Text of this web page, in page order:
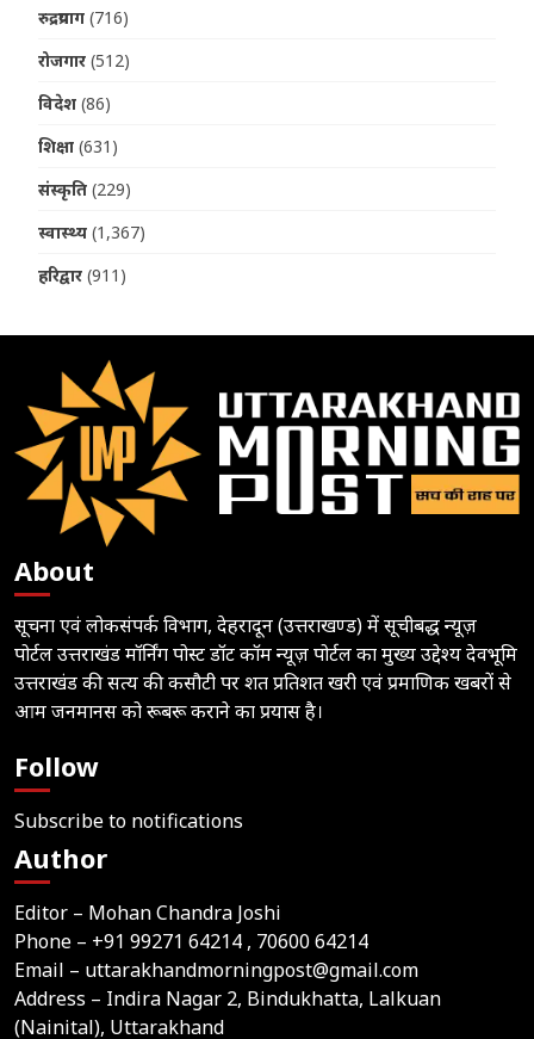
रुद्रप्रयाग (716)
रोजगार (512)
विदेश (86)
शिक्षा (631)
संस्कृति (229)
स्वास्थ्य (1,367)
हरिद्वार (911)
About
सूचना एवं लोकसंपर्क विभाग, देहरादून (उत्तराखण्ड) में सूचीबद्ध न्यूज़
पोर्टल उत्तराखंड मॉर्निंग पोस्ट डॉट कॉम न्यूज़ पोर्टल का मुख्य उद्देश्य देवभूमि
उत्तराखंड की सत्य की कसौटी पर शत प्रतिशत खरी एवं प्रमाणिक खबरों से
आम जनमानस को रूबरू कराने का प्रयास है।
Follow
Subscribe to notifications
Author
Editor – Mohan Chandra Joshi
Phone – +91 99271 64214 , 70600 64214
Email – uttarakhandmorningpost@gmail.com
Address – Indira Nagar 2, Bindukhatta, Lalkuan
(Nainital), Uttarakhand